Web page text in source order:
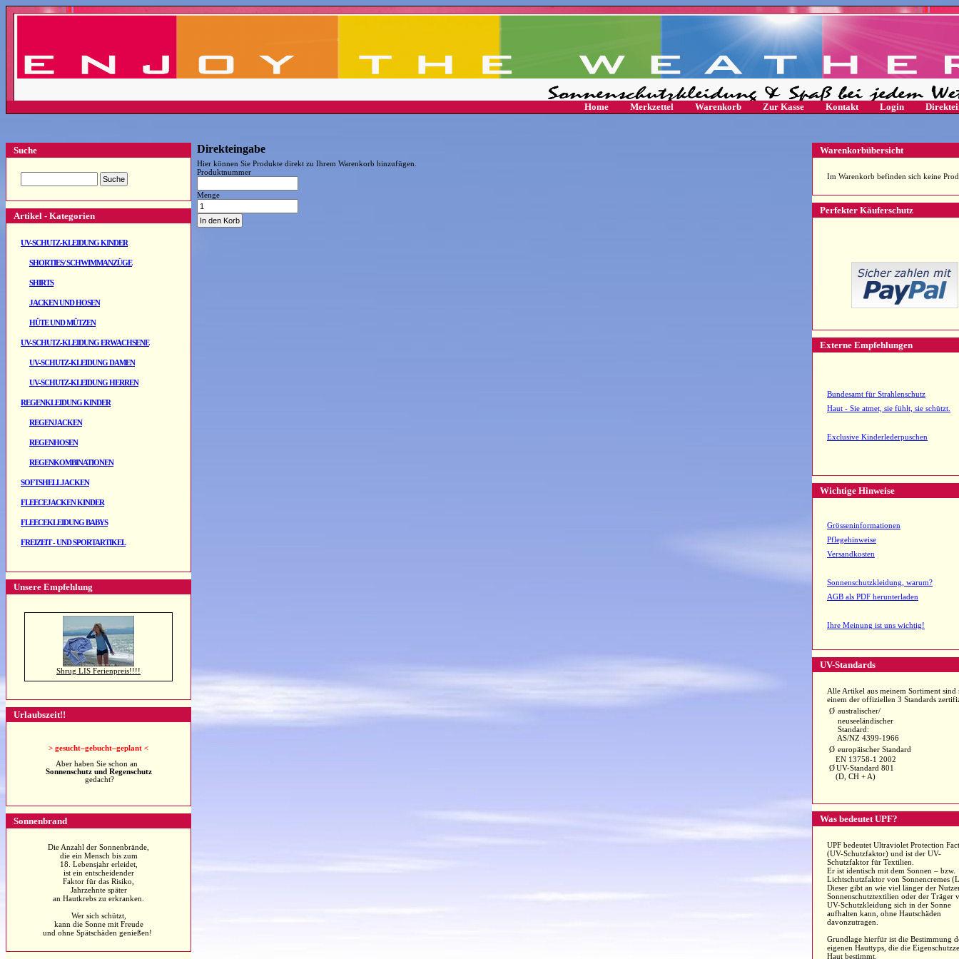
Home Merkzettel Warenkorb Zur Kasse Kontakt Login
Suche
Artikel - Kategorien
UV-SCHUTZ-KLEIDUNG KINDER
SHORTIES/ SCHWIMMANZÜGE
SHIRTS
JACKEN UND HOSEN
HÜTE UND MÜTZEN
UV-SCHUTZ-KLEIDUNG ERWACHSENE
UV-SCHUTZ-KLEIDUNG DAMEN
UV-SCHUTZ-KLEIDUNG HERREN
REGENKLEIDUNG KINDER
REGENJACKEN
REGENHOSEN
REGENKOMBINATIONEN
SOFTSHELLJACKEN
FLEECEJACKEN KINDER
FLEECEKLEIDUNG BABYS
FREIZEIT - UND SPORTARTIKEL
Unsere Empfehlung
Shrug LIS Ferienpreis!!!!
Urlaubszeit!!
> gesucht–gebucht–geplant <
Aber haben Sie schon an
Sonnenschutz und Regenschutz
gedacht?
Sonnenbrand
Die Anzahl der Sonnenbrände,
die ein Mensch bis zum
18. Lebensjahr erleidet,
ist ein entscheidender
Faktor für das Risiko,
Jahrzehnte später
an Hautkrebs zu erkranken.
Wer sich schützt,
kann die Sonne mit Freude
und ohne Spätschäden genießen!
Warenkorbübersicht
Im Warenkorb befinden sich keine
Perfekter Käuferschutz
Externe Empfehlungen
Bundesamt für Strahlenschutz
Haut - Sie atmet, sie fühlt, sie schützt.
Exclusive Kinderlederpuschen
Wichtige Hinweise
Grösseninformationen
Pflegehinweise
Versandkosten
Sonnenschutzkleidung, warum?
AGB als PDF herunterladen
Ihre Meinung ist uns wichtig!
UV-Standards
Alle Artikel aus meinem Sortiment sind
einem der offiziellen 3 Standards
Ø australischer/
neuseeländischer
Standard:
AS/NZ 4399-1966
Ø europäischer Standard
EN 13758-1 2002
ØUV-Standard 801
(D, CH + A)
Was bedeutet UPF?
UPF bedeutet Ultraviolet Protection
(UV-Schutzfaktor) und ist der UV-
Schutzfaktor für Textilien.
Er ist identisch mit dem Sonnen – bzw.
Lichtschutzfaktor von Sonnencremes
Dieser gibt an wie viel länger der
Sonnenschutztextilien oder der Träger
UV-Schutzkleidung sich in der Sonne
aufhalten kann, ohne Hautschäden
davonzutragen.
Grundlage hierfür ist die Bestimmung
eigenen Hauttyps, die die
Haut bestimmt.
Direkteingabe
Hier können Sie Produkte direkt zu Ihrem Warenkorb hinzufügen.
Produktnummer
Menge